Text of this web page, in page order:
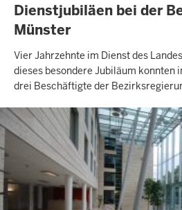
Dienstjubiläen bei der
Münster
Vier Jahrzehnte im Dienst des
dieses besondere Jubiläum konnten
drei Beschäftigte der